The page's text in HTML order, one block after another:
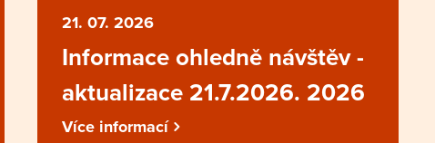
21. 07. 2026
Informace ohledně návštěv -
aktualizace 21.7.2026. 2026
Více informací